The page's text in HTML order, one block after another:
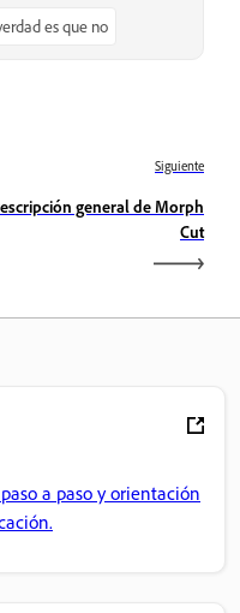
es que no
Siguiente
general de Morph
Cut
a paso y orientación